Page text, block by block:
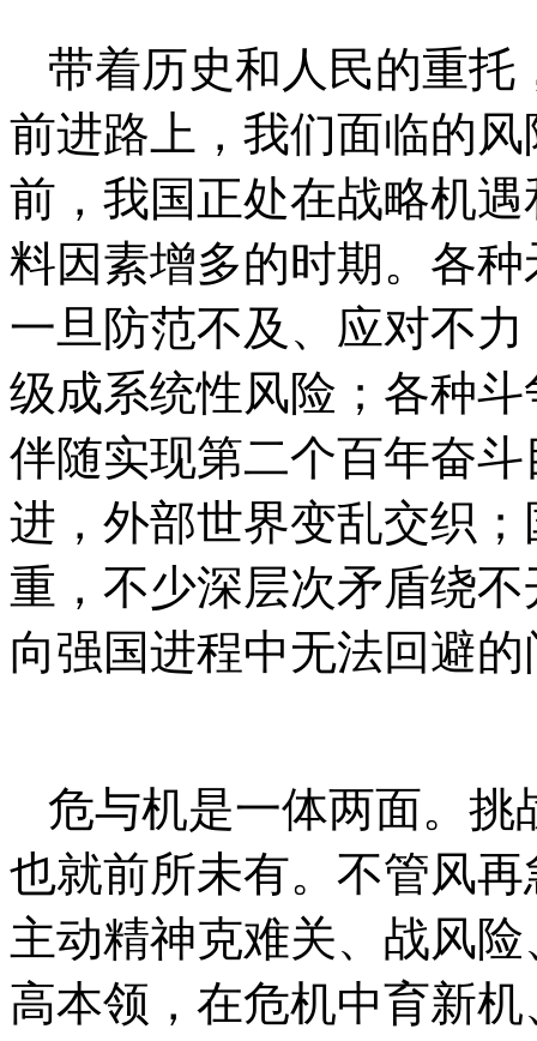
带着历史和人民的重托
前进路上，我们面临的
前，我国正处在战略机
料因素增多的时期。各
一旦防范不及、应对不
级成系统性风险；各种
伴随实现第二个百年奋
进，外部世界变乱交织
重，不少深层次矛盾绕
向强国进程中无法回避的
危与机是一体两面。挑
也就前所未有。不管风
主动精神克难关、战风
高本领，在危机中育新